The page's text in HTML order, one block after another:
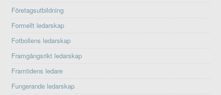
Företagsutbildning
Formellt ledarskap
Fotbollens ledarskap
Framgångsrikt ledarskap
Framtidens ledare
Fungerande ledarskap